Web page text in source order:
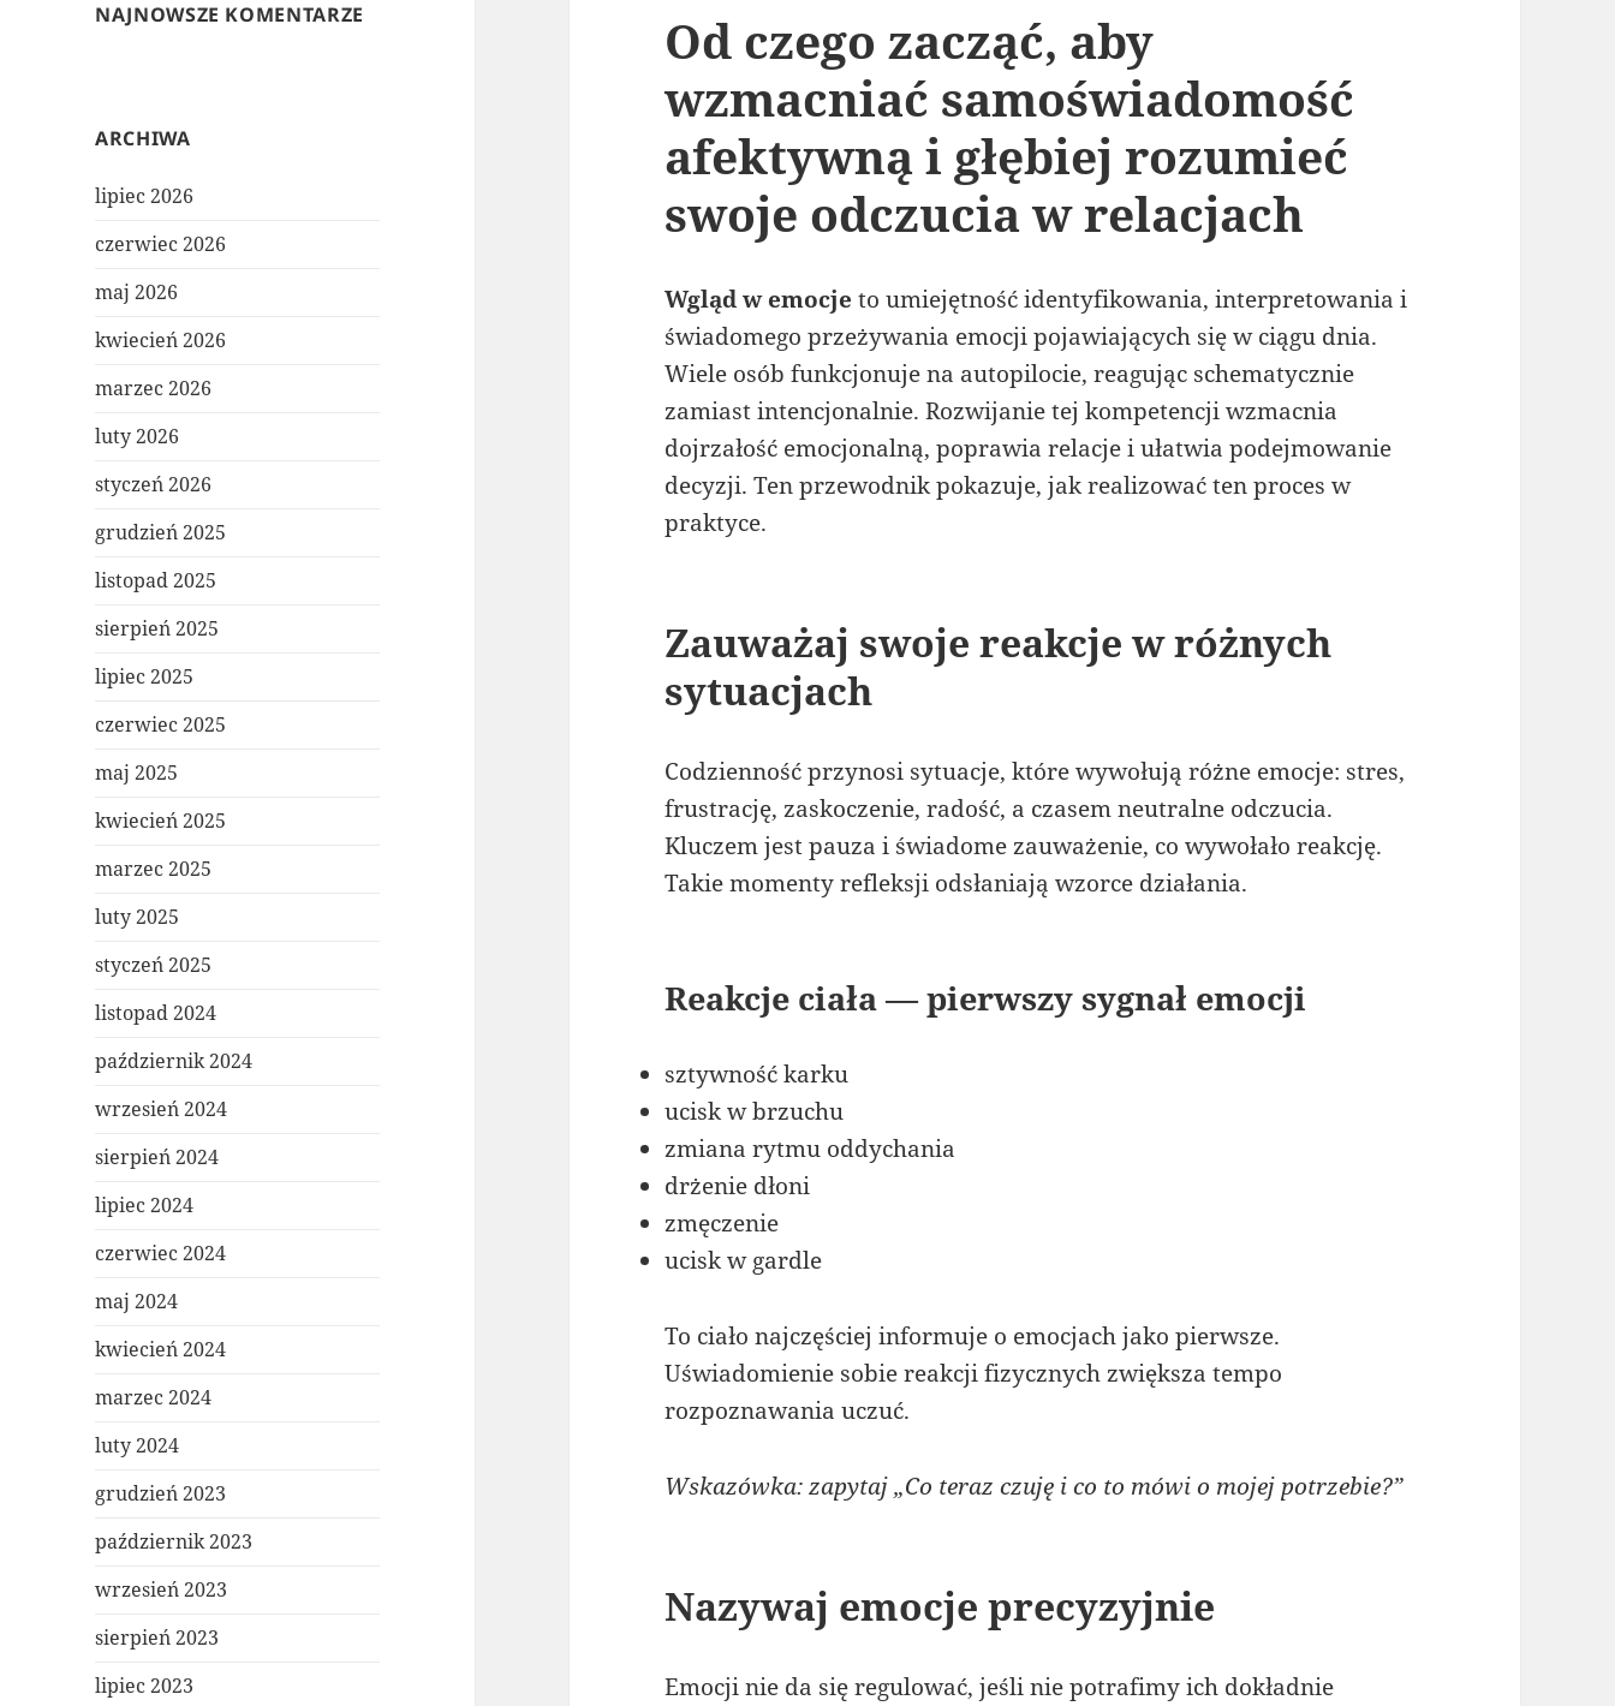
NAJNOWSZE KOMENTARZE
ARCHIWA
lipiec 2026
czerwiec 2026
maj 2026
kwiecień 2026
marzec 2026
luty 2026
styczeń 2026
grudzień 2025
listopad 2025
sierpień 2025
lipiec 2025
czerwiec 2025
maj 2025
kwiecień 2025
marzec 2025
luty 2025
styczeń 2025
listopad 2024
październik 2024
wrzesień 2024
sierpień 2024
lipiec 2024
czerwiec 2024
maj 2024
kwiecień 2024
marzec 2024
luty 2024
grudzień 2023
październik 2023
wrzesień 2023
sierpień 2023
lipiec 2023
Od czego zacząć, aby
wzmacniać samoświadomość
afektywną i głębiej rozumieć
swoje odczucia w relacjach
Wgląd w emocje to umiejętność identyfikowania, interpretowania i
świadomego przeżywania emocji pojawiających się w ciągu dnia.
Wiele osób funkcjonuje na autopilocie, reagując schematycznie
zamiast intencjonalnie. Rozwijanie tej kompetencji wzmacnia
dojrzałość emocjonalną, poprawia relacje i ułatwia podejmowanie
decyzji. Ten przewodnik pokazuje, jak realizować ten proces w
praktyce.
Zauważaj swoje reakcje w różnych
sytuacjach
Codzienność przynosi sytuacje, które wywołują różne emocje: stres,
frustrację, zaskoczenie, radość, a czasem neutralne odczucia.
Kluczem jest pauza i świadome zauważenie, co wywołało reakcję.
Takie momenty refleksji odsłaniają wzorce działania.
Reakcje ciała — pierwszy sygnał emocji
sztywność karku
ucisk w brzuchu
zmiana rytmu oddychania
drżenie dłoni
zmęczenie
ucisk w gardle
To ciało najczęściej informuje o emocjach jako pierwsze.
Uświadomienie sobie reakcji fizycznych zwiększa tempo
rozpoznawania uczuć.
Wskazówka: zapytaj „Co teraz czuję i co to mówi o mojej potrzebie?”
Nazywaj emocje precyzyjnie
Emocji nie da się regulować, jeśli nie potrafimy ich dokładnie